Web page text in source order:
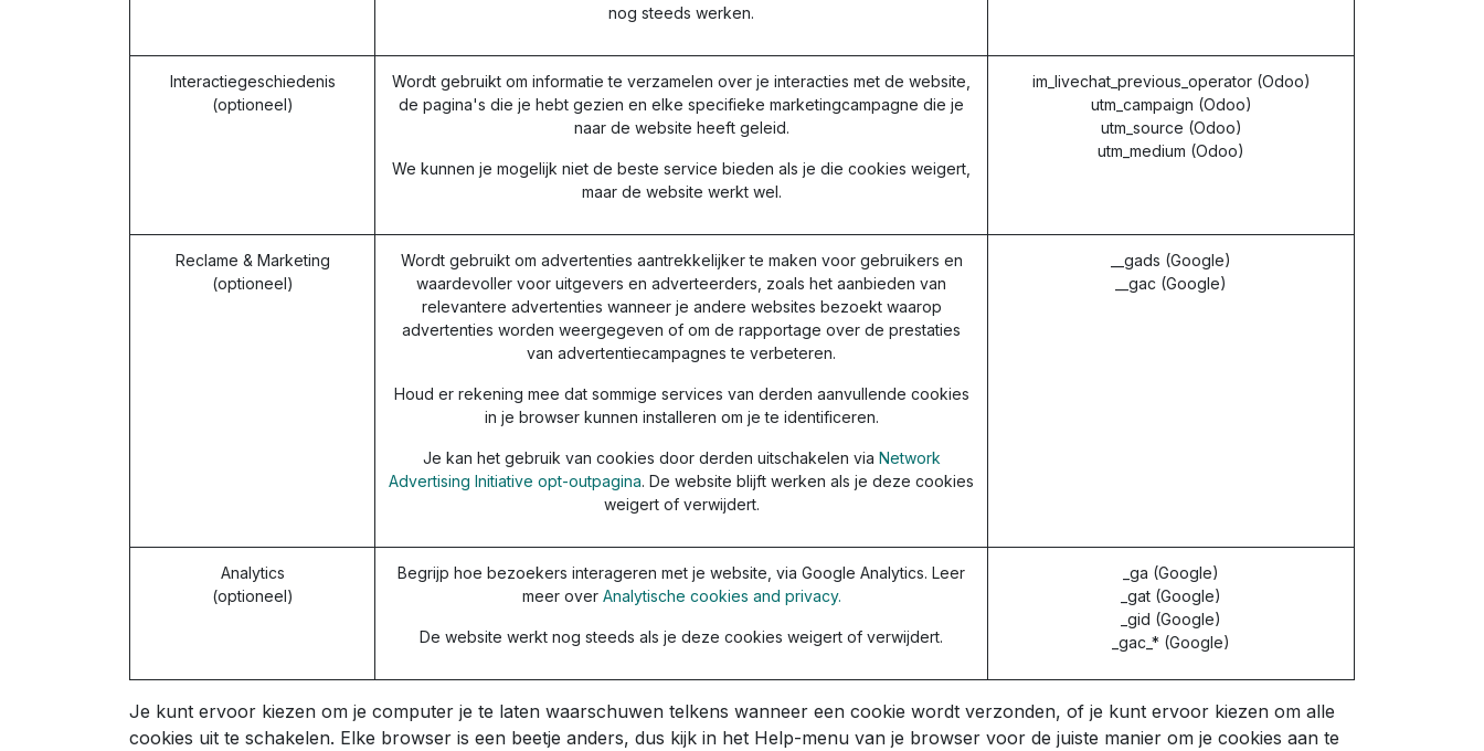
nog steeds werken.
Interactiegeschiedenis
(optioneel)
Wordt gebruikt om informatie te verzamelen over je interacties met de website,
de pagina's die je hebt gezien en elke specifieke marketingcampagne die je
naar de website heeft geleid.
We kunnen je mogelijk niet de beste service bieden als je die cookies weigert,
maar de website werkt wel.
im_livechat_previous_operator (Odoo)
utm_campaign (Odoo)
utm_source (Odoo)
utm_medium (Odoo)
Reclame & Marketing
(optioneel)
Wordt gebruikt om advertenties aantrekkelijker te maken voor gebruikers en
waardevoller voor uitgevers en adverteerders, zoals het aanbieden van
relevantere advertenties wanneer je andere websites bezoekt waarop
advertenties worden weergegeven of om de rapportage over de prestaties
van advertentiecampagnes te verbeteren.
Houd er rekening mee dat sommige services van derden aanvullende cookies
in je browser kunnen installeren om je te identificeren.
Je kan het gebruik van cookies door derden uitschakelen via Network
Advertising Initiative opt-outpagina. De website blijft werken als je deze cookies
weigert of verwijdert.
__gads (Google)
__gac (Google)
Analytics
(optioneel)
Begrijp hoe bezoekers interageren met je website, via Google Analytics. Leer
meer over Analytische cookies and privacy.
De website werkt nog steeds als je deze cookies weigert of verwijdert.
_ga (Google)
_gat (Google)
_gid (Google)
_gac_* (Google)
Je kunt ervoor kiezen om je computer je te laten waarschuwen telkens wanneer een cookie wordt verzonden, of je kunt ervoor kiezen om alle
cookies uit te schakelen. Elke browser is een beetje anders, dus kijk in het Help-menu van je browser voor de juiste manier om je cookies aan te